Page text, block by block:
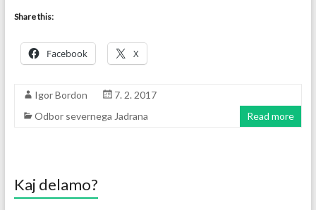
Share this:
Facebook X
Igor Bordon
7. 2. 2017
Odbor severnega Jadrana
Read more
Kaj delamo?